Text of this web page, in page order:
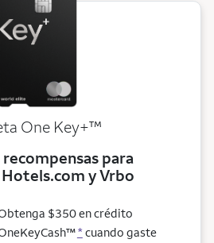
One Key+trademark
™
para
y Vrbo
$350 en crédito
* cuando gaste